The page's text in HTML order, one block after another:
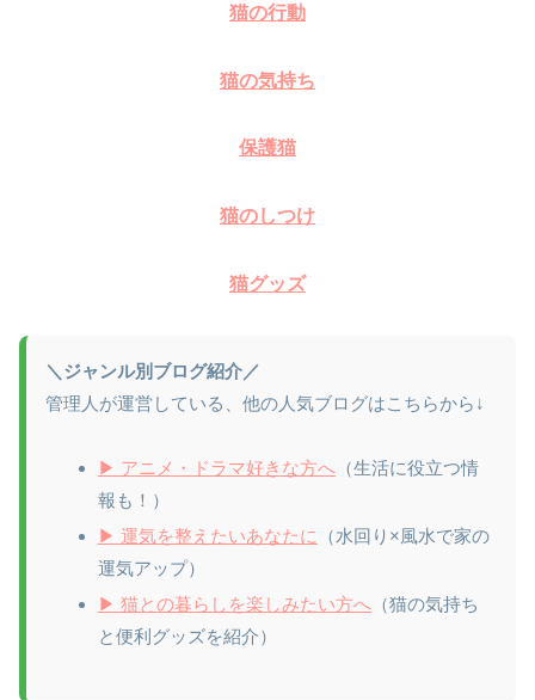
猫の行動
猫の気持ち
保護猫
猫のしつけ
猫グッズ
＼ジャンル別ブログ紹介／
管理人が運営している、他の人気ブログはこちらから↓
▶ アニメ・ドラマ好きな方へ （生活に役立つ情
報も！）
▶ 運気を整えたいあなたに
（水回り×風水で家の
運気アップ）
▶ 猫との暮らしを楽しみたい方へ （猫の気持ち
と便利グッズを紹介）